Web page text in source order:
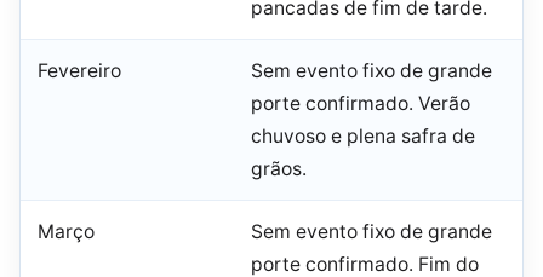
pancadas de fim de tarde.
Fevereiro
Sem evento fixo de grande
porte confirmado. Verão
chuvoso e plena safra de
grãos.
Março
Sem evento fixo de grande
porte confirmado. Fim do